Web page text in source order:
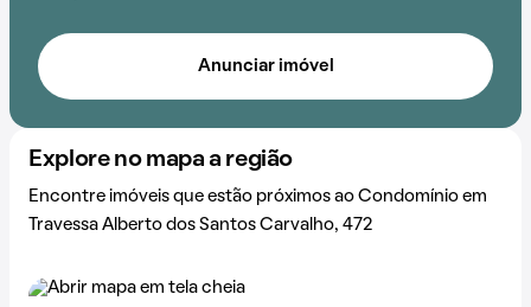
que residem no local.
Anunciar imóvel
Explore no mapa a região
Encontre imóveis que estão próximos ao Condomínio em
Travessa Alberto dos Santos Carvalho, 472